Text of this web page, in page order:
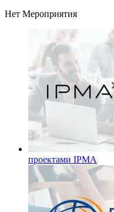
Нет Мероприятия
проектами IPMA